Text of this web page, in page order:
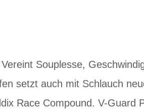
Souplesse,
setzt auch mit Schlauch
Race Compound. V-Guard